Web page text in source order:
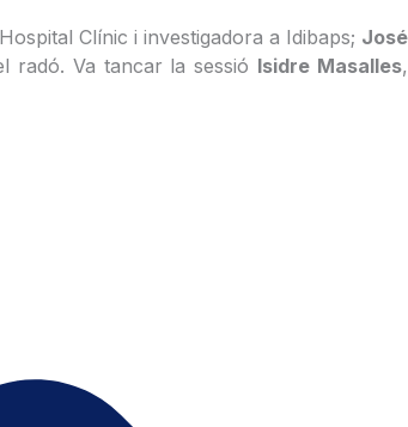
Clínic i investigadora a Idibaps; José
radó. Va tancar la sessió Isidre Masalles,